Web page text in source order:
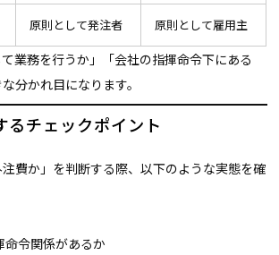
原則として発注者 原則として雇用主
業務を行うか」「会社の指揮命令下にある
分かれ目になります。
るチェックポイント
費か」を判断する際、以下のような実態を確
令関係があるか